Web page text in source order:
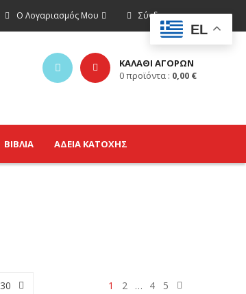
Σύνδεση
Ο Λογαριασμός Μου
ΚΑΛΑΘΙ ΑΓΟΡΩΝ
0προϊόντα : 0,00 €
ΒΙΒΛΊΑ ΑΔΕΙΑ ΚΑΤΟΧΗΣ
30 1 2 … 4 5
EL